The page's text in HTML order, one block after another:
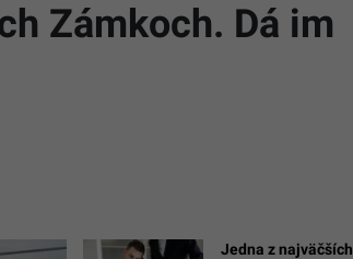
Zámkoch. Dá im
Jedna z najväčších